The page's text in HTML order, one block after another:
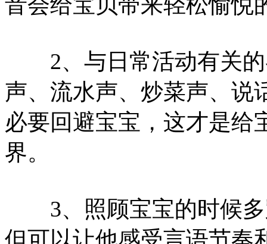
音会给宝贝带来轻松愉悦
2、与日常活动有关的
声、流水声、炒菜声、说
必要回避宝宝，这才是给
界。
3、照顾宝宝的时候多